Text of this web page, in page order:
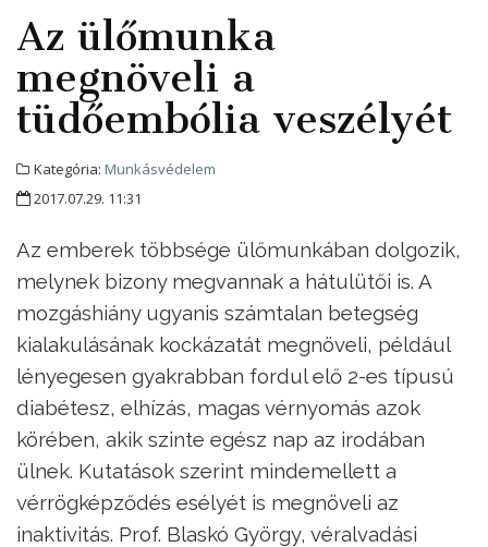
Az ülőmunka
megnöveli a
tüdőembólia veszélyét
Kategória: Munkásvédelem
2017.07.29. 11:31
Az emberek többsége ülőmunkában dolgozik,
melynek bizony megvannak a hátulütői is. A
mozgáshiány ugyanis számtalan betegség
kialakulásának kockázatát megnöveli, például
lényegesen gyakrabban fordul elő 2-es típusú
diabétesz, elhízás, magas vérnyomás azok
körében, akik szinte egész nap az irodában
ülnek. Kutatások szerint mindemellett a
vérrögképződés esélyét is megnöveli az
inaktivitás. Prof. Blaskó György, véralvadási